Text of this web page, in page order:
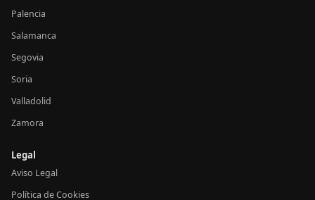
Palencia
Salamanca
Segovia
Soria
Valladolid
Zamora
Legal
Aviso Legal
Política de Cookies